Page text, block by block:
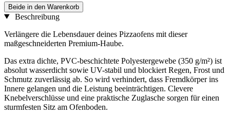
Beide in den Warenkorb
Beschreibung
Verlängere die Lebensdauer deines Pizzaofens mit dieser
maßgeschneiderten Premium-Haube.
Das extra dichte, PVC-beschichtete Polyestergewebe (350 g/m²) ist
absolut wasserdicht sowie UV-stabil und blockiert Regen, Frost und
Schmutz zuverlässig ab. So wird verhindert, dass Fremdkörper ins
Innere gelangen und die Leistung beeinträchtigen. Clevere
Knebelverschlüsse und eine praktische Zuglasche sorgen für einen
sturmfesten Sitz am Ofenboden.